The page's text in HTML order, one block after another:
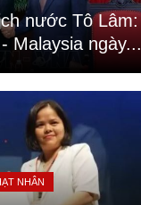
nước Tô Lâm:
Malaysia ngày...
NHÂN